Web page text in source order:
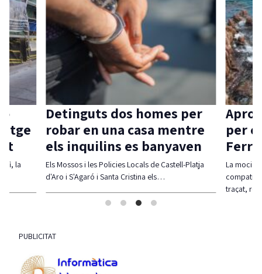
fi, la
Detinguts dos homes per
robar en una casa mentre
els inquilins es banyaven
Els Mossos i les Policies Locals de Castell-Platja
d'Aro i S'Agaró i Santa Cristina els…
per
La moció
traçat,
PUBLICITAT